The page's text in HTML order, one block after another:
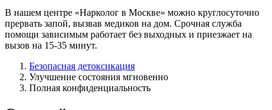
В нашем центре «Нарколог в Москве» можно круглосуточно
прервать запой, вызвав медиков на дом. Срочная служба
помощи зависимым работает без выходных и приезжает на
вызов на 15-35 минут.
Безопасная детоксикация
Улучшение состояния мгновенно
Полная конфиденциальность